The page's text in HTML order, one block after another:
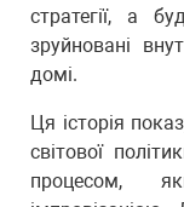
стратегії, а
зруйновані
домі.
Ця історія
світової
процесом,